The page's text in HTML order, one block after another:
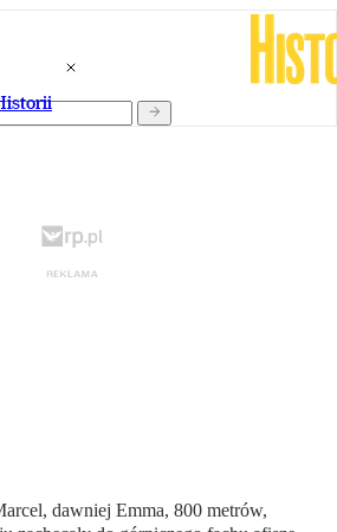
dawniej Emma, 800 metrów,